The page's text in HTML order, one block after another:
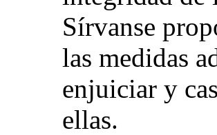
Sírvanse
las medidas
enjuiciar y
ellas.